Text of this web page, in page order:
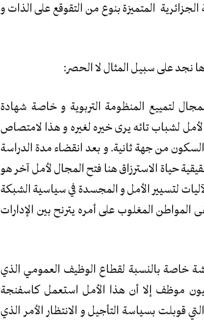
المتميزة بنوع من التقوقع على الذات و
نجد على سبيل المثال لا الحصر:
لتمييع المنظومة التربوية و خاصة شهادة
لشباب تائه يرى خيره لغيره و هذا لامتصاص
من جهة ثانية. و بعد انقضاء مدة الدراسة
حياة الاسترزاق هنا فتح المجال لأمل آخر هو
لتسيير الأمل و المجسدة في سياسية الشبكة
المواطن المغلوب على أمره يترنح بين الإدارات
خاصة بالنسبة لقطاع الوظيف العمومي الذي
موظف إلا أن هذا الأمل استعمل كاسفنجة
قوبلت بسياسة التأجيل و الانتظار الأمر الذي